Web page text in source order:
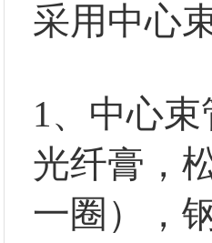
采用中心
1、中心
光纤膏，
一圈），